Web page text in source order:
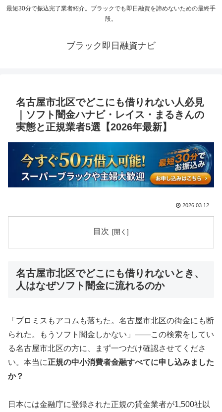
最短30分で振込完了業者紹介。ブラックでも即日融資を諦めないための最終手
段。
ブラック即日融資ナビ
名古屋市北区でどこにも借りれない人必見
｜ソフト闇金ハナビ・レイス・まるきんの
実態と正規業者5選【2026年最新】
2026.03.12
目次
名古屋市北区でどこにも借りれないとき、
人はなぜソフト闇金に流れるのか
「プロミスもアコムも落ちた。名古屋市北区の街金にも断
られた。もうソフト闇金しかない」——この検索をしてい
る名古屋市北区の方に、まず一つだけ確認させてくださ
い。本当に正規の中小消費者金融すべてに申し込みました
か？
日本には金融庁に登録された正規の貸金業者が1,500社以